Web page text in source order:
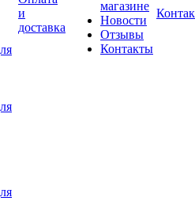
и
доставка
магазине
Новости
Отзывы
Контакты